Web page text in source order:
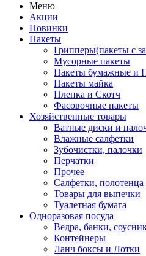
Меню
Акции
Новинки
Пакеты
Грипперы(пакеты с
Мусорные пакеты
Пакеты бумажные и
Пакеты майка
Пленка и Скотч
Фасовочные пакеты
Хозяйственные товары
Ватные диски и
Влажные салфетки
Зубочистки, палочки
Перчатки
Прочее
Салфетки, полотенца
Товары для выпечки
Туалетная бумага
Одноразовая посуда
Ведра, банки,
Контейнеры
Ланч боксы и Лотки